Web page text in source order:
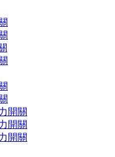
開關
開關
開關